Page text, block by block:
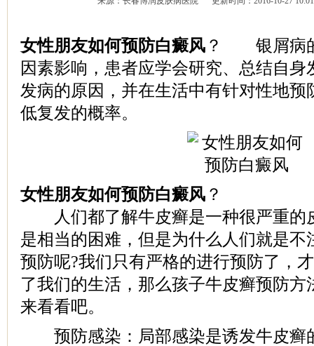
女性朋友如何预防白癜风 ？ 银屑病的
因素影响，患者应学会研究、总结自身
发病的原因，并在生活中有针对性地预
低复发的概率。
女性朋友如何预防白癜风 ？
人们都了解牛皮癣是一种很严重的
是相当的困难，但是为什么人们就是不
预防呢?我们只有严格的进行预防了，
了我们的生活，那么孩子牛皮癣预防方
来看看吧。
预防感染：局部感染是诱发牛皮癣